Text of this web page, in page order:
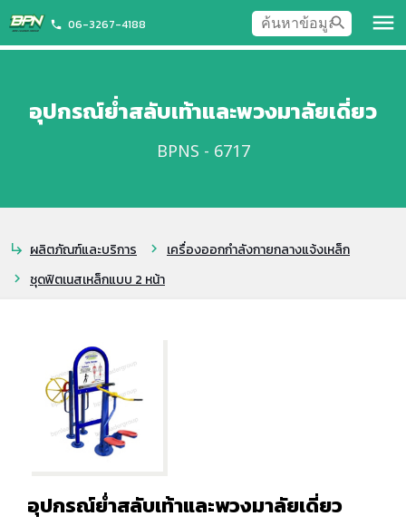
phone 06-3267-4188 menu
search
อุปกรณ์ย่ำสลับเท้าและพวงมาลัยเดี่ยว
BPNS - 6717
subdirectory_arrow_right ผลิตภัณฑ์และบริการ chevron_right เครื่องออกกำลังกายกลางแจ้งเหล็ก
chevron_right ชุดฟิตเนสเหล็กแบบ 2 หน้า
อุปกรณ์ย่ำสลับเท้าและพวงมาลัยเดี่ยว